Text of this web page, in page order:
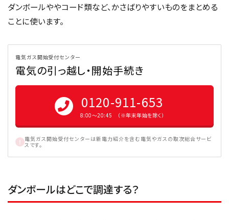
ダンボールややコード類など、かさばりやすいものをまとめる
ことに使います。
電気ガス開始受付センター
電気の引っ越し・開始手続き
0120-911-653
8:00〜20:45 （※年末年始を除く）
電気ガス開始受付センターは新電力紹介を含む電気やガスの取次総合サービ
スです。
ダンボールはどこで調達する？